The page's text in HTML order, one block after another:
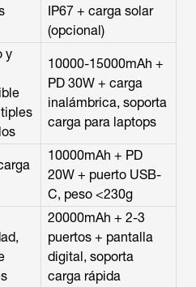
IP67 + carga solar
(opcional)
y
10000-15000mAh +
PD 30W + carga
inalámbrica, soporta
carga para laptops
10000mAh + PD
20W + puerto USB-
C, peso <230g
20000mAh + 2-3
puertos + pantalla
digital, soporta
carga rápida